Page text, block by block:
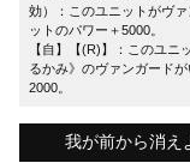
効）：このユニットがヴ
ットのパワー＋5000。
【自】【(R)】：このユニ
るかみ》のヴァンガード
2000。
我が前から消え